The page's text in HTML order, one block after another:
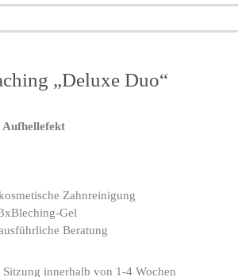
„Deluxe Duo“
Zahnreinigung
Gel
Beratung
Sitzung innerhalb von 1-4 Wochen